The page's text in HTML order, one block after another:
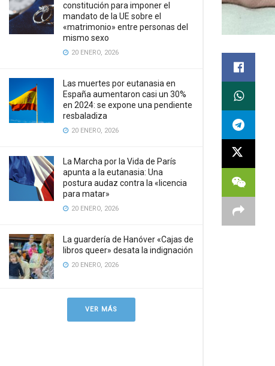
constitución para imponer el
mandato de la UE sobre el
«matrimonio» entre personas del
mismo sexo
20 ENERO, 2026
Las muertes por eutanasia en
España aumentaron casi un 30%
en 2024: se expone una pendiente
resbaladiza
20 ENERO, 2026
La Marcha por la Vida de París
apunta a la eutanasia: Una
postura audaz contra la «licencia
para matar»
20 ENERO, 2026
La guardería de Hanóver «Cajas de
libros queer» desata la indignación
20 ENERO, 2026
VER MÁS